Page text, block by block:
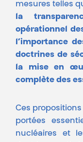
mesures telles
la
opérationnel
l’importance
doctrines de
la mise en
complète des
Ces
portées
nucléaires et